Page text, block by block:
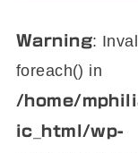
Warning:
foreach() in
/home/
ic_html/wp-